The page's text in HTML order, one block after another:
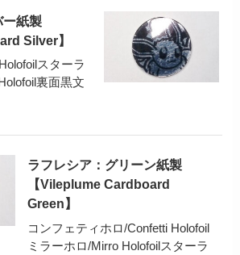
ー紙製
Silver】
スターラ
裏面黒文
ラフレシア：グリーン紙製
【Vileplume Cardboard
Green】
コンフェティホロ/Confetti Holofoil
ミラーホロ/Mirro Holofoilスターラ